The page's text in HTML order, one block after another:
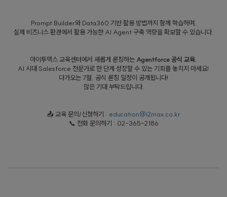
Prompt Builder와 Data360 기반 활용 방법까지 함께 학습하며,
실제 비즈니스 환경에서 활용 가능한 AI Agent 구축 역량을 확보할 수 있습니다.
아이투맥스 교육센터에서 새롭게 론칭하는 Agentforce 공식 교육
AI 시대 Salesforce 전문가로 한 단계 성장할 수 있는 기회를 놓치지 마세요!
다가오는 7월, 공식 론칭 일정이 공개됩니다!
많은 기대 부탁드립니다.
📤 교육 문의/신청하기 : education@i2max.co.kr
📞 전화 문의하기 : 02-365-2186